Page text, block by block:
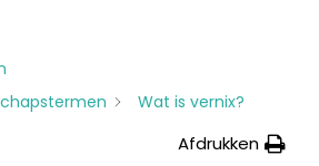
Wat is vernix?
Afdrukken